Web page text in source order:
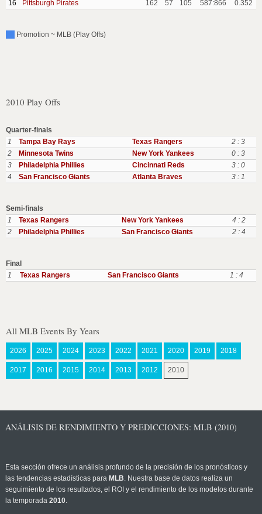
16 Pittsburgh Pirates 162 57 105 587:866 0.352
Promotion ~ MLB (Play Offs)
2010 Play Offs
Quarter-finals
1
Tampa Bay Rays Texas Rangers
2 : 3
2
Minnesota Twins New York Yankees
0 : 3
3
Philadelphia Phillies Cincinnati Reds
3 : 0
4
San Francisco Giants Atlanta Braves 3 : 1
Semi-finals
1
Texas Rangers New York Yankees
4 : 2
2
Philadelphia Phillies San Francisco Giants 2 : 4
Final
1
Texas Rangers San Francisco Giants 1 : 4
All MLB Events By Years
2026 2025 2024 2023 2022 2021 2020 2019 2018
2017 2016 2015 2014 2013 2012 2010
ANÁLISIS DE RENDIMIENTO Y PREDICCIONES: MLB (2010)
Esta sección ofrece un análisis profundo de la precisión de los pronósticos y
las tendencias estadísticas para MLB. Nuestra base de datos realiza un
seguimiento de los resultados, el ROI y el rendimiento de los modelos durante
la temporada 2010.